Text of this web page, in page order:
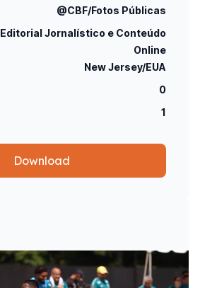
@CBF/Fotos Públicas
Editorial Jornalístico e Conteúdo
Online
New Jersey/EUA
0
1
Download